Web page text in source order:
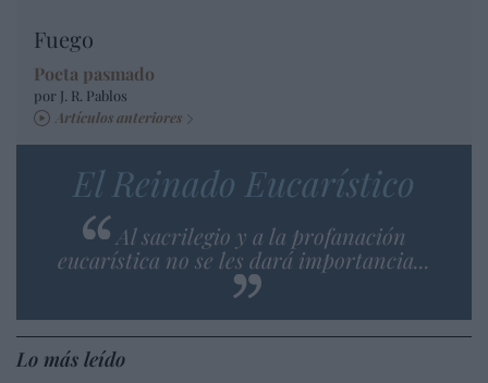
Fuego
Poeta pasmado
por J. R. Pablos
Artículos anteriores
El Reinado Eucarístico
Al sacrilegio y a la profanación
eucarística no se les dará importancia...
Lo más leído